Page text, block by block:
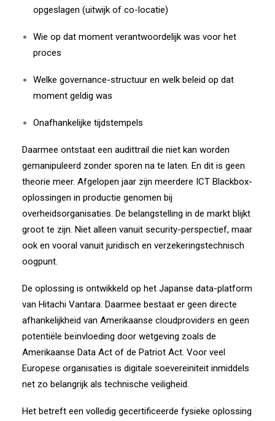
opgeslagen (uitwijk of co-locatie)
Wie op dat moment verantwoordelijk was voor het
proces
Welke governance-structuur en welk beleid op dat
moment geldig was
Onafhankelijke tijdstempels
Daarmee ontstaat een audittrail die niet kan worden
gemanipuleerd zonder sporen na te laten. En dit is geen
theorie meer. Afgelopen jaar zijn meerdere ICT Blackbox-
oplossingen in productie genomen bij
overheidsorganisaties. De belangstelling in de markt blijkt
groot te zijn. Niet alleen vanuit security-perspectief, maar
ook en vooral vanuit juridisch en verzekeringstechnisch
oogpunt.
De oplossing is ontwikkeld op het Japanse data-platform
van Hitachi Vantara. Daarmee bestaat er geen directe
afhankelijkheid van Amerikaanse cloudproviders en geen
potentiële beïnvloeding door wetgeving zoals de
Amerikaanse Data Act of de Patriot Act. Voor veel
Europese organisaties is digitale soevereiniteit inmiddels
net zo belangrijk als technische veiligheid.
Het betreft een volledig gecertificeerde fysieke oplossing